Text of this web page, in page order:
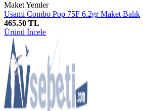
Maket Yemler
Usami Combo Pop 75F 6.2gr Maket Balık
465.50 TL
Ürünü İncele